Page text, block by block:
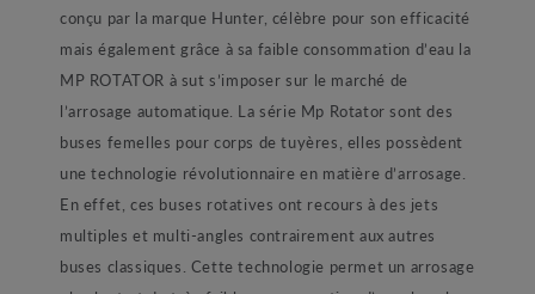
conçu par la marque Hunter, célèbre pour son efficacité
mais également grâce à sa faible consommation d’eau la
MP ROTATOR à sut s’imposer sur le marché de
l’arrosage automatique. La série Mp Rotator sont des
buses femelles pour corps de tuyères, elles possèdent
une technologie révolutionnaire en matière d’arrosage.
En effet, ces buses rotatives ont recours à des jets
multiples et multi-angles contrairement aux autres
buses classiques. Cette technologie permet un arrosage